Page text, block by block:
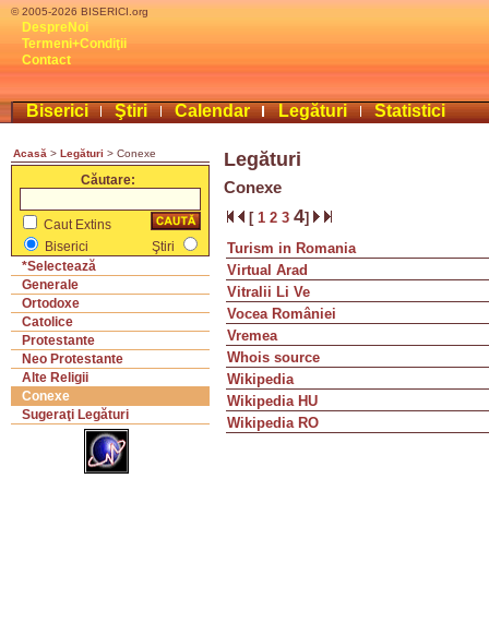
© 2005-2026 BISERICI.org
DespreNoi
Termeni+Condiţii
Contact
Biserici Ştiri Calendar Legături Statistici
Acasă > Legături > Conexe
Căutare:
Caut Extins
Biserici
Ştiri
*Selectează
Generale
Ortodoxe
Catolice
Protestante
Neo Protestante
Alte Religii
Conexe
Sugeraţi Legături
Legături
Conexe
[1 2 3 4]
Turism in Romania
Virtual Arad
Vitralii Li Ve
Vocea României
Vremea
Whois source
Wikipedia
Wikipedia HU
Wikipedia RO